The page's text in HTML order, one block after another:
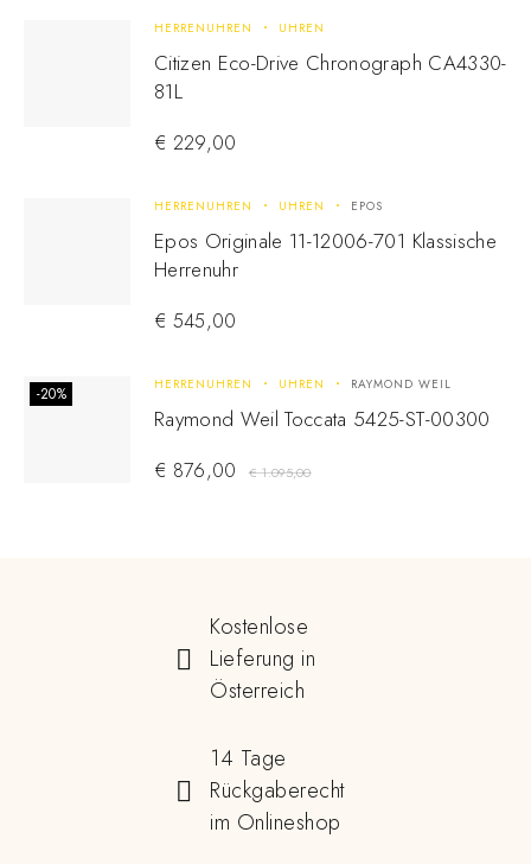
HERRENUHREN UHREN
Citizen Eco-Drive Chronograph CA4330-
81L
€ 229,00
HERRENUHREN UHREN EPOS
Epos Originale 11-12006-701 Klassische
Herrenuhr
€ 545,00
-20% HERRENUHREN UHREN RAYMOND WEIL
Raymond Weil Toccata 5425-ST-00300
€1.095,00
€ 876,00
Kostenlose
Lieferung in
Österreich
14 Tage
Rückgaberecht
im Onlineshop